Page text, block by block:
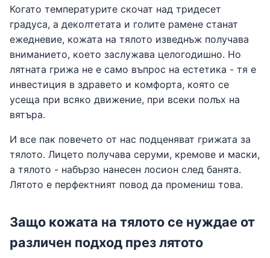
Когато температурите скочат над тридесет
градуса, а деколтетата и голите рамене станат
ежедневие, кожата на тялото изведнъж получава
вниманието, което заслужава целогодишно. Но
лятната грижа не е само въпрос на естетика - тя е
инвестиция в здравето и комфорта, която се
усеща при всяко движение, при всеки полъх на
вятъра.
И все пак повечето от нас подценяват грижата за
тялото. Лицето получава серуми, кремове и маски,
а тялото - набързо нанесен лосион след банята.
Лятото е перфектният повод да промениш това.
Защо кожата на тялото се нуждае от
различен подход през лятото